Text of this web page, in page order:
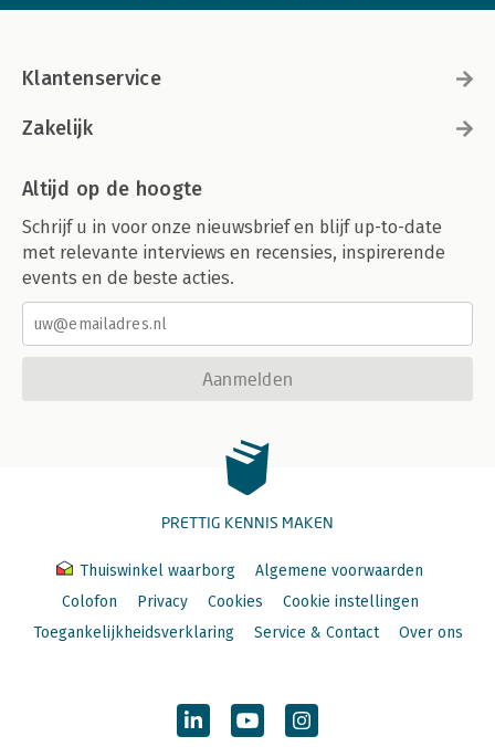
Klantenservice
Zakelijk
Altijd op de hoogte
Schrijf u in voor onze nieuwsbrief en blijf up-to-date
met relevante interviews en recensies, inspirerende
events en de beste acties.
Aanmelden
PRETTIG KENNIS MAKEN
Thuiswinkel waarborg
Algemene voorwaarden
Colofon
Privacy Cookies
Cookie instellingen
Toegankelijkheidsverklaring
Service & Contact Over ons